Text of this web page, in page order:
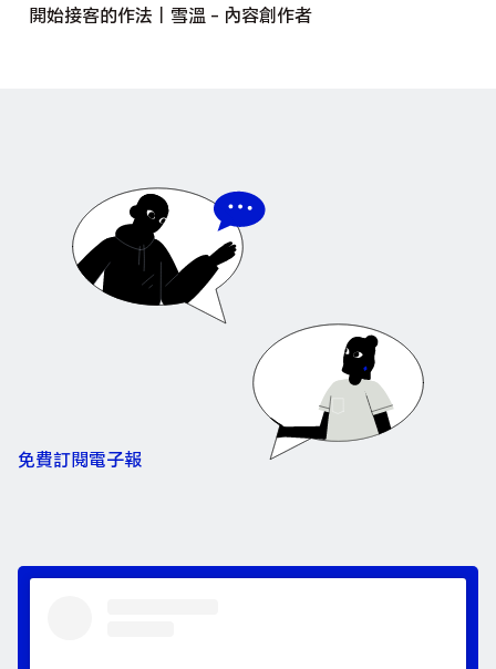
開始接客的作法｜雪溫 - 內容創作者
免費訂閱電子報